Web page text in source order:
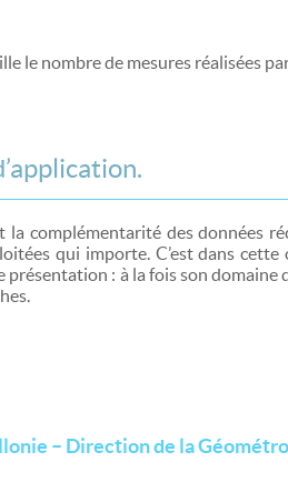
le nombre de mesures réalisées
complémentarité des données
qui importe. C’est dans
: à la fois son domaine
– Direction de la